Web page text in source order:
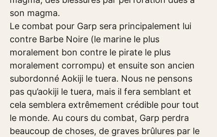
son magma.
Le combat pour Garp sera principalement lui
contre Barbe Noire (le marine le plus
moralement bon contre le pirate le plus
moralement corrompu) et ensuite son ancien
subordonné Aokiji le tuera. Nous ne pensons
pas qu’aokiji le tuera, mais il fera semblant et
cela semblera extrêmement crédible pour tout
le monde. Au cours du combat, Garp perdra
beaucoup de choses, de graves brûlures par le